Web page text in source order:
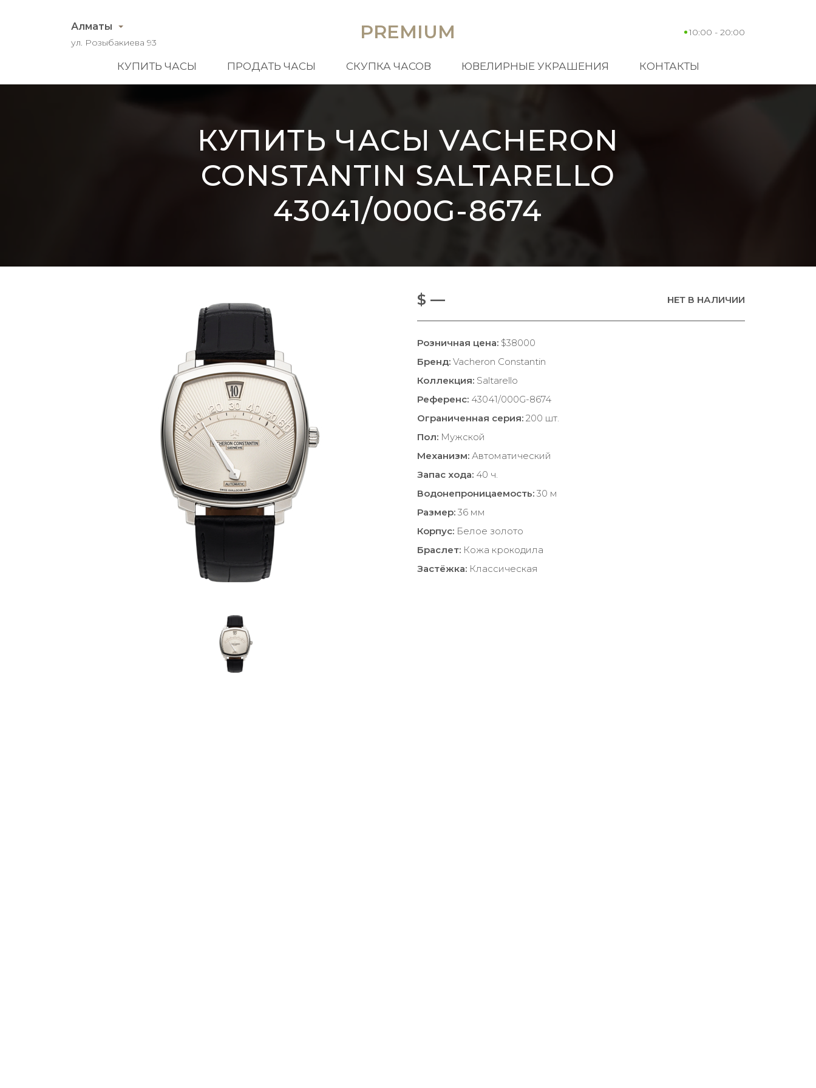
Алматы
ул. Розыбакиева 93 PREMIUM 10:00 - 20:00
КУПИТЬ ЧАСЫ ПРОДАТЬ ЧАСЫ СКУПКА ЧАСОВ ЮВЕЛИРНЫЕ УКРАШЕНИЯ КОНТАКТЫ
КУПИТЬ ЧАСЫ VACHERON
CONSTANTIN SALTARELLO
43041/000G-8674
$ — НЕТ В НАЛИЧИИ
Розничная цена: $38000
Бренд: Vacheron Constantin
Коллекция: Saltarello
Референс: 43041/000G-8674
Ограниченная серия: 200 шт.
Пол: Мужской
Механизм: Автоматический
Запас хода: 40 ч.
Водонепроницаемость: 30 м
Размер: 36 мм
Корпус: Белое золото
Браслет: Кожа крокодила
Застёжка: Классическая